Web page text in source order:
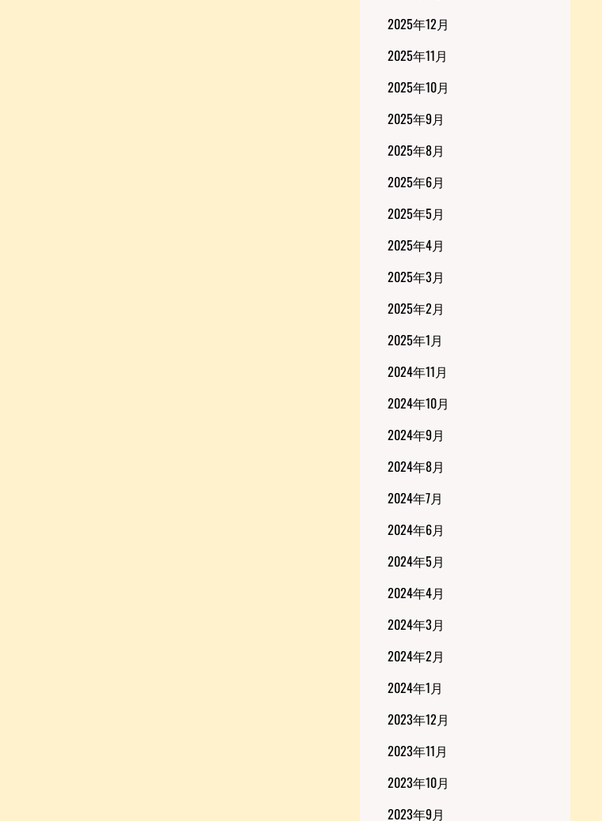
2025年12月
2025年11月
2025年10月
2025年9月
2025年8月
2025年6月
2025年5月
2025年4月
2025年3月
2025年2月
2025年1月
2024年11月
2024年10月
2024年9月
2024年8月
2024年7月
2024年6月
2024年5月
2024年4月
2024年3月
2024年2月
2024年1月
2023年12月
2023年11月
2023年10月
2023年9月